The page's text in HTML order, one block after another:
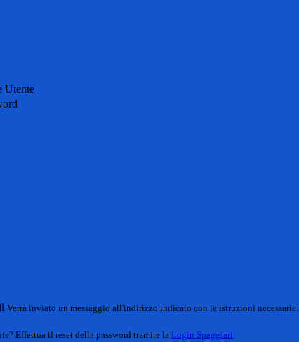
Utente
Verrà inviato un messaggio all'indirizzo indicato con le istruzioni necessarie.
Effettua il reset della password tramite la Login Spaggiari